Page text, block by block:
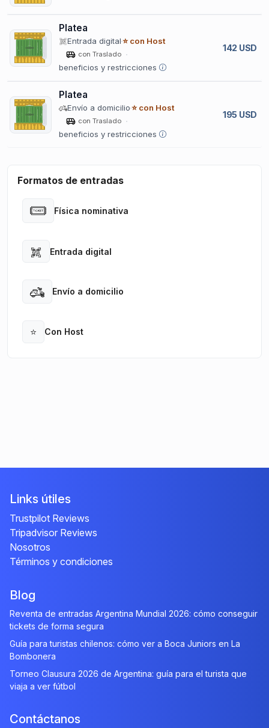
Platea
Entrada digital⭐ con Host
con Traslado
beneficios y restricciones
142 USD
Platea
Envío a domicilio⭐ con Host
con Traslado
beneficios y restricciones
195 USD
Formatos de entradas
Física nominativa
Open
Entrada digital
Open
Envío a domicilio
Open
⭐ Con Host
Open
Links útiles
Trustpilot Reviews
Tripadvisor Reviews
Nosotros
Términos y condiciones
Blog
Reventa de entradas Argentina Mundial 2026: cómo conseguir
tickets de forma segura
Guía para turistas chilenos: cómo ver a Boca Juniors en La
Bombonera
Torneo Clausura 2026 de Argentina: guía para el turista que
viaja a ver fútbol
Contáctanos